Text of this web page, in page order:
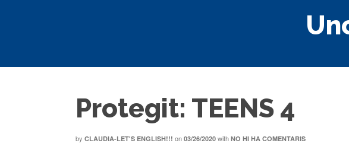
Protegit: TEENS 4
by CLAUDIA-LET'S ENGLISH!!! on 03/26/2020 with NO HI HA COMENTARIS